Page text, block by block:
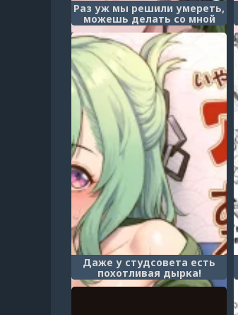
Раз уж мы решили умереть,
можешь делать со мной
что хочешь (Douse Shinu
kara, Suki ni Shite)
Даже у студсовета есть
похотливая дырка!
(Seitokai ni wa Iyarashii Ana